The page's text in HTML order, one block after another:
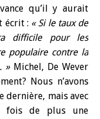
qu’il y aurait
écrit : « Si le taux de
difficile pour les
populaire contre la
»Michel, De Wever
Nous n’avons
dernière, mais avec
fois de plus une